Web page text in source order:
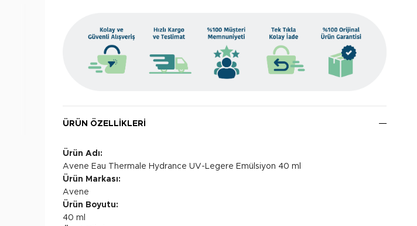
ÜRÜN ÖZELLIKLERI
Ürün Adı:
Avene Eau Thermale Hydrance UV-Legere Emülsiyon 40 ml
Ürün Markası:
Avene
Ürün Boyutu:
40 ml